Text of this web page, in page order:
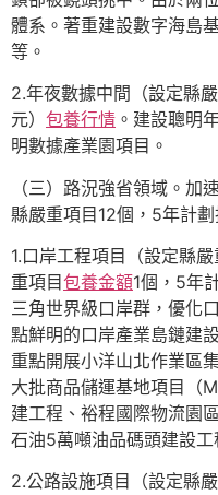
體系。著重建設數字海島
等。
2.年夜數據中間（設定縣
元） 包養行情 。建設聰明
明數據產業園項目。
（三）路況強省領域。加
縣嚴重項目12個，5年計
1.口岸工程項目（設定縣
重項目包養金額1個，5年
三角世界級口岸群，優化
點鮮明的口岸產業島鏈建
重點開展小洋山北作業區
大批商品儲運基地項目（
建工程、裕程國際物流園
石油5萬噸油品碼頭建設工
2.公路設施項目（設定縣